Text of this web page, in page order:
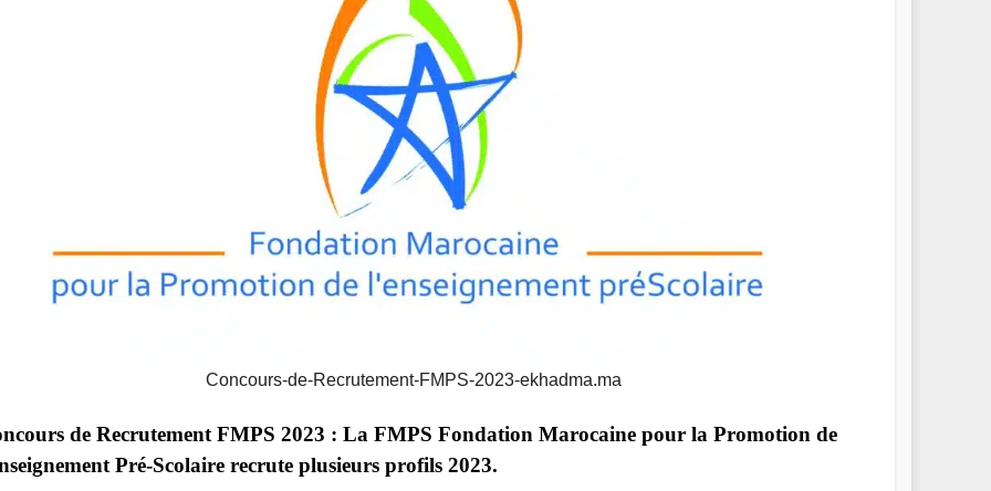
Concours-de-Recrutement-FMPS-2023-ekhadma.ma
de Recrutement FMPS 2023 : La FMPS Fondation Marocaine pour la Promotion de
Pré-Scolaire recrute plusieurs profils 2023.